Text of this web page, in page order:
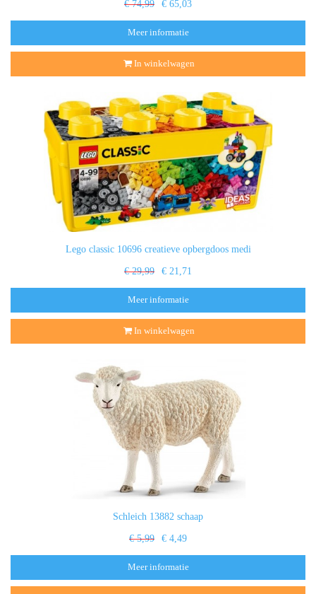
€ 74,99 € 65,03
Meer informatie
In winkelwagen
Lego classic 10696 creatieve opbergdoos medi
€ 29,99 € 21,71
Meer informatie
In winkelwagen
Schleich 13882 schaap
€ 5,99 € 4,49
Meer informatie